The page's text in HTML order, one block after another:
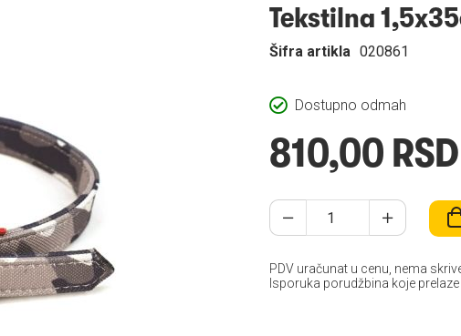
Tekstilna
Dostupno odmah
Šifra artikla 020861
810,00 RSD
PDV uračunat u cenu, nema
Isporuka porudžbina koje